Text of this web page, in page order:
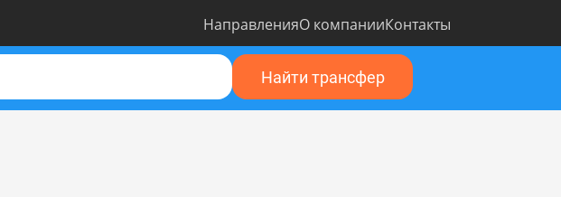
НаправленияО компанииКонтакты
Найти трансфер